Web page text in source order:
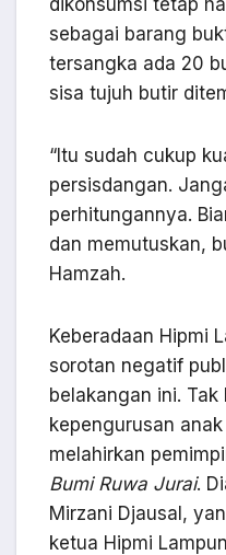
sebagai barang
tersangka ada 20
sisa tujuh butir
“Itu sudah cukup
persisdangan.
perhitungannya.
dan memutuskan,
Hamzah.
Keberadaan Hipmi
sorotan negatif
belakangan ini. Tak
kepengurusan
melahirkan
Bumi Ruwa Jurai.
Mirzani Djausal,
ketua Hipmi